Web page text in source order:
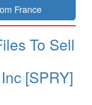
France
To Sell
[SPRY]